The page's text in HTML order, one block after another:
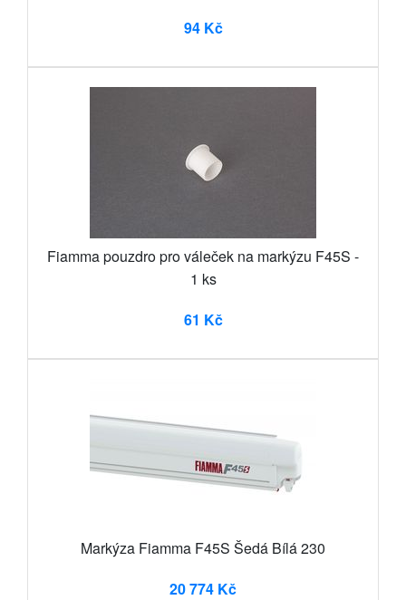
94 Kč
Fiamma pouzdro pro váleček na markýzu F45S -
1 ks
61 Kč
Markýza Fiamma F45S Šedá Bílá 230
20 774 Kč